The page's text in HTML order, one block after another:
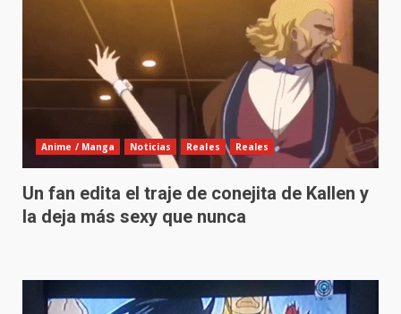
Anime / Manga Noticias Reales Reales
Un fan edita el traje de conejita de Kallen y
la deja más sexy que nunca